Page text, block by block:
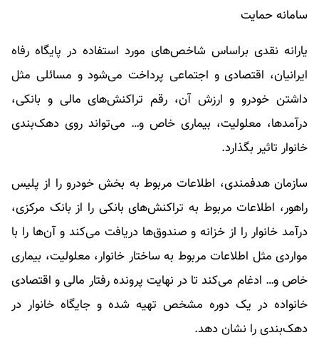
سامانه حمایت
یارانه نقدی براساس شاخص‌های مورد استفاده در پایگاه رفاه
ایرانیان، اقتصادی و اجتماعی پرداخت می‌شود و مسائلی مثل
داشتن خودرو و ارزش آن، رقم تراکنش‌های مالی و بانکی،
درآمدها، معلولیت، بیماری خاص و… می‌تواند روی دهک‌بندی
خانوار تاثیر بگذارد.
سازمان هدفمندی، اطلاعات مربوط به بخش خودرو را از پلیس
راهور، اطلاعات مربوط به تراکنش‌های بانکی را از بانک مرکزی،
درآمد خانوار را از خزانه و صندوق‌ها دریافت می‌کند و آن‌ها را با
مواردی مثل اطلاعات مربوط به ساختار خانوار، معلولیت، بیماری
خاص و… ادغام می‌کند تا در نهایت پرونده رفتار مالی و اقتصادی
خانواده در یک دوره مشخص تهیه شده و جایگاه خانوار در
دهک‌بندی را نشان دهد.